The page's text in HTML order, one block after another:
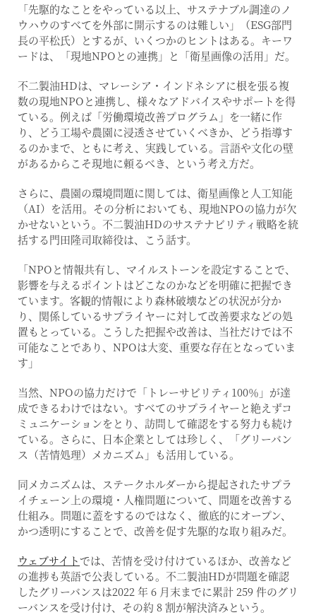
「先駆的なことをやっている以上、サステナブル調達のノ
ウハウのすべてを外部に開示するのは難しい」（ESG部門
長の平松氏）とするが、いくつかのヒントはある。キーワ
ードは、「現地NPOとの連携」と「衛星画像の活用」だ。
不二製油HDは、マレーシア・インドネシアに根を張る複
数の現地NPOと連携し、様々なアドバイスやサポートを得
ている。例えば「労働環境改善プログラム」を一緒に作
り、どう工場や農園に浸透させていくべきか、どう指導す
るのかまで、ともに考え、実践している。言語や文化の壁
があるからこそ現地に頼るべき、という考え方だ。
さらに、農園の環境問題に関しては、衛星画像と人工知能
（AI）を活用。その分析においても、現地NPOの協力が欠
かせないという。不二製油HDのサステナビリティ戦略を統
括する門田隆司取締役は、こう話す。
「NPOと情報共有し、マイルストーンを設定することで、
影響を与えるポイントはどこなのかなどを明確に把握でき
ています。客観的情報により森林破壊などの状況が分か
り、関係しているサプライヤーに対して改善要求などの処
置もとっている。こうした把握や改善は、当社だけでは不
可能なことであり、NPOは大変、重要な存在となっていま
す」
当然、NPOの協力だけで「トレーサビリティ100％」が達
成できるわけではない。すべてのサプライヤーと絶えずコ
ミュニケーションをとり、訪問して確認をする努力も続け
ている。さらに、日本企業としては珍しく、「グリーバン
ス（苦情処理）メカニズム」も活用している。
同メカニズムは、ステークホルダーから提起されたサプラ
イチェーン上の環境・人権問題について、問題を改善する
仕組み。問題に蓋をするのではなく、徹底的にオープン、
かつ透明にすることで、改善を促す先駆的な取り組みだ。
ウェブサイトでは、苦情を受け付けているほか、改善など
の進捗も英語で公表している。不二製油HDが問題を確認
したグリーバンスは2022 年 6 月末までに累計 259 件のグリ
ーバンスを受け付け、その約 8 割が解決済みという。